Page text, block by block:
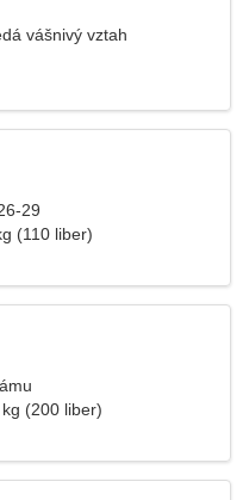
vášnivý vztah
29
(110 liber)
(200 liber)